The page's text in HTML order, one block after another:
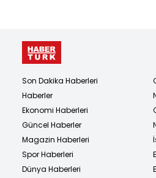
Son Dakika Haberleri
Haberler
Ekonomi Haberleri
Güncel Haberler
Magazin Haberleri
Spor Haberleri
Dünya Haberleri